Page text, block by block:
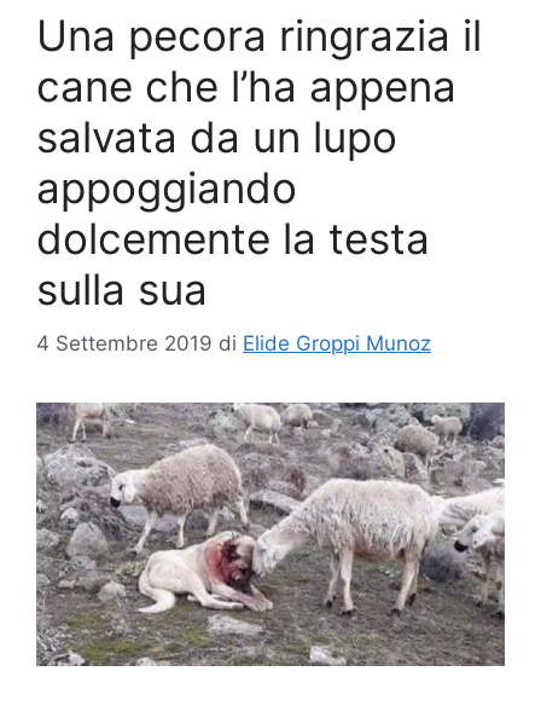
Una pecora ringrazia il
cane che l’ha appena
salvata da un lupo
appoggiando
dolcemente la testa
sulla sua
4 Settembre 2019 di Elide Groppi Munoz